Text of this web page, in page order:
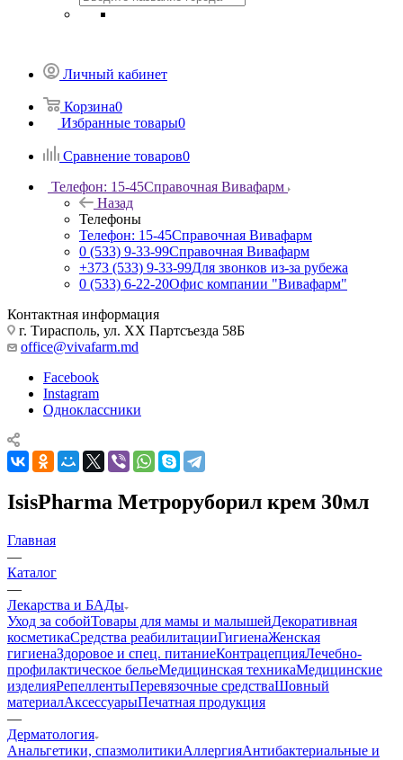
Личный кабинет
Корзина0
Избранные товары0
Сравнение товаров0
Телефон: 15-45Справочная Вивафарм
Назад
Телефоны
Телефон: 15-45Справочная Вивафарм
0 (533) 9-33-99Справочная Вивафарм
+373 (533) 9-33-99Для звонков из-за рубежа
0 (533) 6-22-20Офис компании "Вивафарм"
Контактная информация
г. Тирасполь, ул. ХХ Партсъезда 58Б
office@vivafarm.md
Facebook
Instagram
Одноклассники
IsisPharma Метроруборил крем 30мл
Главная
—
Каталог
—
Лекарства и БАДы
Уход за собойТовары для мамы и малышейДекоративная
косметикаСредства реабилитацииГигиенаЖенская
гигиенаЗдоровое и спец. питаниеКонтрацепцияЛечебно-
профилактическое бельеМедицинская техникаМедицинские
изделияРепеллентыПеревязочные средстваШовный
материалАксессуарыПечатная продукция
—
Дерматология
Анальгетики, спазмолитикиАллергияАнтибактериальные и